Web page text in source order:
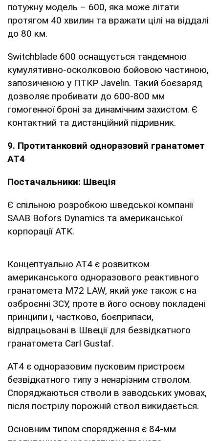
потужну модель – 600, яка може літати
протягом 40 хвилин та вражати цілі на віддалі
до 80 км.
Switchblade 600 оснащується тандемною
кумулятивно-осколковою бойовою частиною,
запозиченою у ПТКР Javelin. Такий боєзаряд
дозволяє пробивати до 600-800 мм
гомогенної броні за динамічним захистом. Є
контактний та дистанційний підривник.
9. Протитанковий одноразовий гранатомет
AT4
Постачальники: Швеція
Є спільною розробкою шведської компанії
SAAB Bofors Dynamics та американської
корпорації ATK.
Концептуально АТ4 є розвитком
американського одноразового реактивного
гранатомета M72 LAW, який уже також є на
озброєнні ЗСУ, проте в його основу покладені
принципи і, частково, боєприпаси,
відпрацьовані в Швеції для безвідкатного
гранатомета Carl Gustaf.
АТ4 є одноразовим пусковим пристроєм
безвідкатного типу з ненарізним стволом.
Споряджаються стволи в заводських умовах,
після пострілу порожній ствол викидається.
Основним типом спорядження є 84-мм